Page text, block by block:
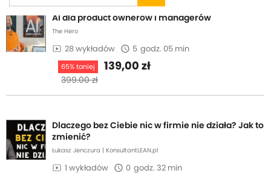
AI dla product ownerów i managerów
The Hero
28 wykładów 5 godz. 05 min
65% taniej
399.00 zł
139,00 zł
Dlaczego bez Ciebie nic w firmie nie działa? Jak to
zmienić?
Łukasz Jenczura | KonsultantLEAN.pl
1 wykładów 0 godz. 32 min